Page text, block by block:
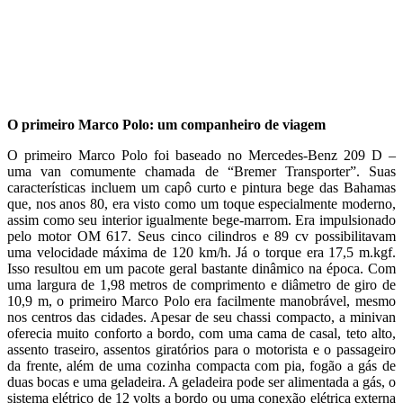
O primeiro Marco Polo: um companheiro de viagem
O primeiro Marco Polo foi baseado no Mercedes-Benz 209 D –
uma van comumente chamada de “Bremer Transporter”. Suas
características incluem um capô curto e pintura bege das Bahamas
que, nos anos 80, era visto como um toque especialmente moderno,
assim como seu interior igualmente bege-marrom. Era impulsionado
pelo motor OM 617. Seus cinco cilindros e 89 cv possibilitavam
uma velocidade máxima de 120 km/h. Já o torque era 17,5 m.kgf.
Isso resultou em um pacote geral bastante dinâmico na época. Com
uma largura de 1,98 metros de comprimento e diâmetro de giro de
10,9 m, o primeiro Marco Polo era facilmente manobrável, mesmo
nos centros das cidades. Apesar de seu chassi compacto, a minivan
oferecia muito conforto a bordo, com uma cama de casal, teto alto,
assento traseiro, assentos giratórios para o motorista e o passageiro
da frente, além de uma cozinha compacta com pia, fogão a gás de
duas bocas e uma geladeira. A geladeira pode ser alimentada a gás, o
sistema elétrico de 12 volts a bordo ou uma conexão elétrica externa